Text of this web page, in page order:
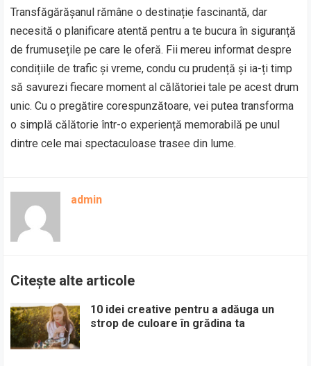
Transfăgărășanul rămâne o destinație fascinantă, dar
necesită o planificare atentă pentru a te bucura în siguranță
de frumusețile pe care le oferă. Fii mereu informat despre
condițiile de trafic și vreme, condu cu prudență și ia-ți timp
să savurezi fiecare moment al călătoriei tale pe acest drum
unic. Cu o pregătire corespunzătoare, vei putea transforma
o simplă călătorie într-o experiență memorabilă pe unul
dintre cele mai spectaculoase trasee din lume.
admin
Citește alte articole
10 idei creative pentru a adăuga un
strop de culoare în grădina ta